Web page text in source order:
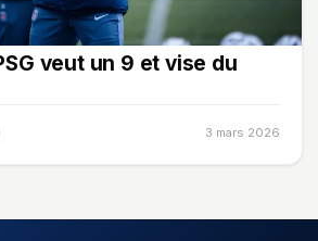
veut un 9 et vise du
3 mars 2026